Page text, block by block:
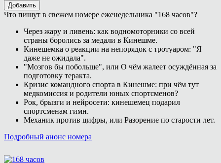
Добавить
Что пишут в свежем номере еженедельника "168 часов"?
Через жару и ливень: как водномоторники со всей
страны боролись за медали в Кинешме.
Кинешемка о реакции на непорядок с тротуаром: "Я
даже не ожидала".
"Мозгов бы побольше", или О чём жалеет осуждённая за
подготовку теракта.
Кризис командного спорта в Кинешме: при чём тут
медкомиссия и родители юных спортсменов?
Рок, брызги и нейросети: кинешемец подарил
спортсменам гимн.
Механик против цифры, или Разорение по старости лет.
Подробный анонс номера